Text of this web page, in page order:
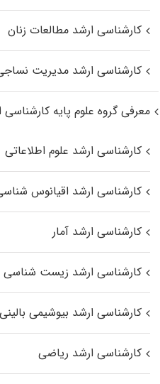
کارشناسی ارشد مطالعات زنان
کارشناسی ارشد مدیریت
معرفی گروه علوم پایه کارشناسی
کارشناسی ارشد علوم اطلاعاتی
کارشناسی ارشد اقیانوس‌
کارشناسی ارشد آمار
کارشناسی ارشد زیست شناسی
کارشناسی ارشد بیوشیمی بالینی
کارشناسی ارشد ریاضی